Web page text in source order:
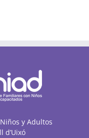
y Adultos
d’Uixó